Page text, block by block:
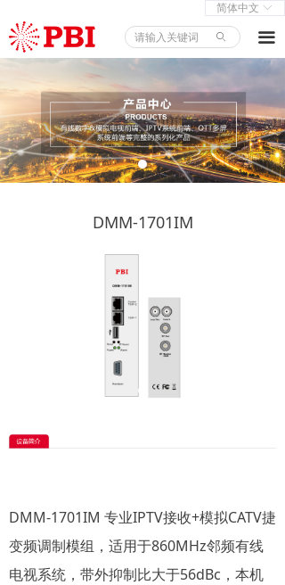
ꄙ 끀
首页
产品中心
解决方案
新闻中心
关于我们
ꀅ
简体中文
DMM-1701IM
DMM-1701IM 专业IPTV接收+模拟CATV捷
变频调制模组，适用于860MHz邻频有线
电视系统，带外抑制比大于56dBc，本机